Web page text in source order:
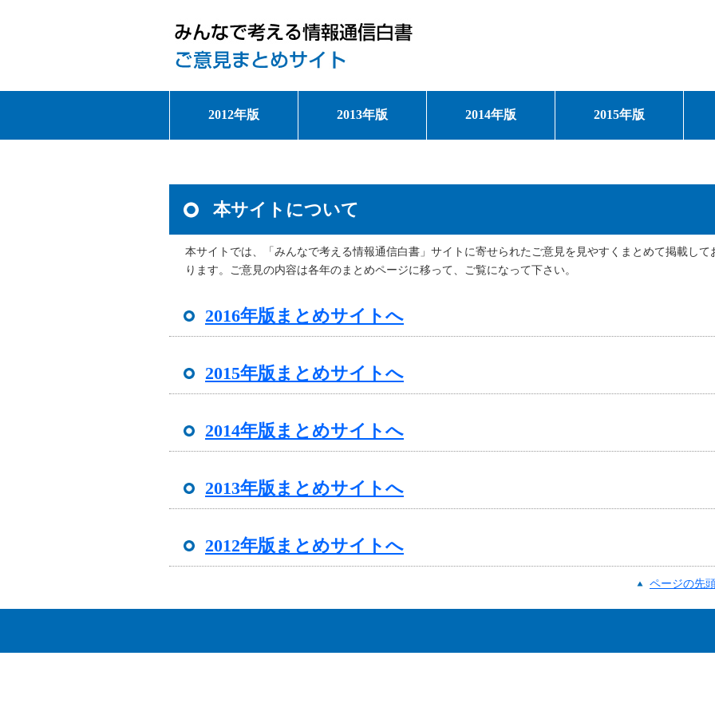
2012年版 2013年版 2014年版 2015年版
本サイトについて
本サイトでは、「みんなで考える情報通信白書」サイトに寄せられたご意見を見やすくまとめて掲載して
ります。ご意見の内容は各年のまとめページに移って、ご覧になって下さい。
2016年版まとめサイトへ
2015年版まとめサイトへ
2014年版まとめサイトへ
2013年版まとめサイトへ
2012年版まとめサイトへ
ページの先